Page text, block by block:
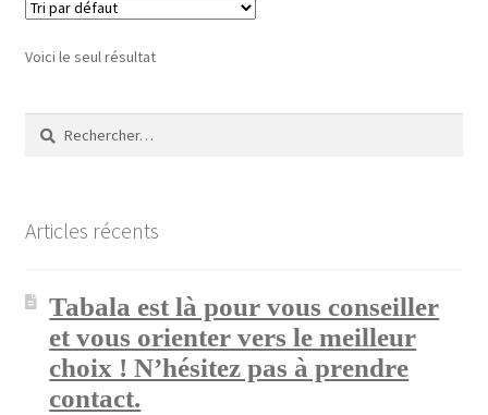
Voici le seul résultat
Rechercher :
Articles récents
Tabala est là pour vous conseiller
et vous orienter vers le meilleur
choix ! N’hésitez pas à prendre
contact.